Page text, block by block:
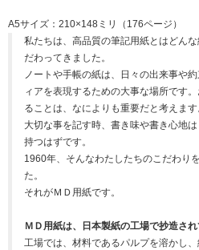
A5サイズ：210×148ミリ（176ページ）
私たちは、高品質の筆記用紙とはどん
だわってきました。
ノートや手帳の紙は、日々の出来事や
ィアを表現するための大事な場所です
ることは、なによりも重要だと考えます
大切な事を記す時、書き味や書き心地
持つはずです。
1960年、そんなわたしたちのこだわり
た。
それがＭＤ用紙です。
ＭＤ用紙は、日本製紙の工場で抄造され
工場では、材料であるパルプを溶かし